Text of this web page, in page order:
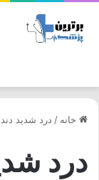
خانه / درد شدید
درد